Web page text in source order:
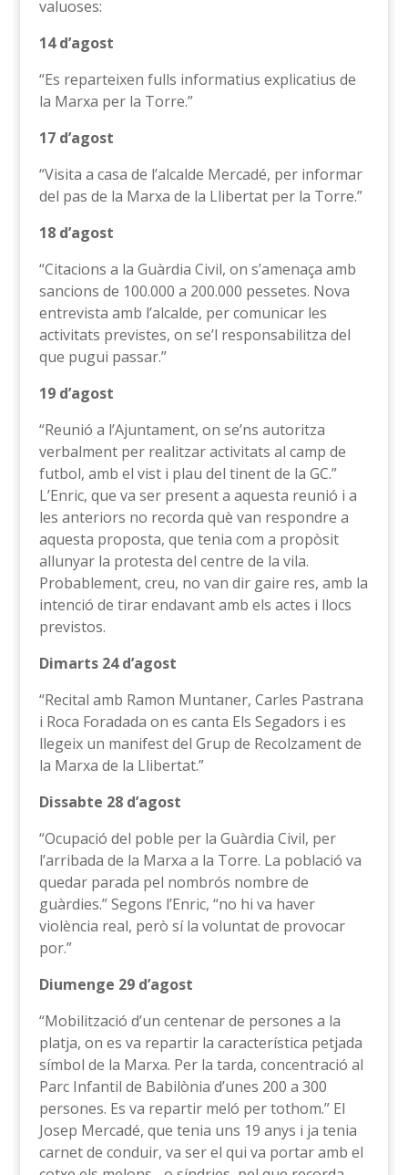
valuoses:
14 d’agost
“Es reparteixen fulls informatius explicatius de
la Marxa per la Torre.”
17 d’agost
“Visita a casa de l’alcalde Mercadé, per informar
del pas de la Marxa de la Llibertat per la Torre.”
18 d’agost
“Citacions a la Guàrdia Civil, on s’amenaça amb
sancions de 100.000 a 200.000 pessetes. Nova
entrevista amb l’alcalde, per comunicar les
activitats previstes, on se’l responsabilitza del
que pugui passar.”
19 d’agost
“Reunió a l’Ajuntament, on se’ns autoritza
verbalment per realitzar activitats al camp de
futbol, amb el vist i plau del tinent de la GC.”
L’Enric, que va ser present a aquesta reunió i a
les anteriors no recorda què van respondre a
aquesta proposta, que tenia com a propòsit
allunyar la protesta del centre de la vila.
Probablement, creu, no van dir gaire res, amb la
intenció de tirar endavant amb els actes i llocs
previstos.
Dimarts 24 d’agost
“Recital amb Ramon Muntaner, Carles Pastrana
i Roca Foradada on es canta Els Segadors i es
llegeix un manifest del Grup de Recolzament de
la Marxa de la Llibertat.”
Dissabte 28 d’agost
“Ocupació del poble per la Guàrdia Civil, per
l’arribada de la Marxa a la Torre. La població va
quedar parada pel nombrós nombre de
guàrdies.” Segons l’Enric, “no hi va haver
violència real, però sí la voluntat de provocar
por.”
Diumenge 29 d’agost
“Mobilització d’un centenar de persones a la
platja, on es va repartir la característica petjada
símbol de la Marxa. Per la tarda, concentració al
Parc Infantil de Babilònia d’unes 200 a 300
persones. Es va repartir meló per tothom.” El
Josep Mercadé, que tenia uns 19 anys i ja tenia
carnet de conduir, va ser el qui va portar amb el